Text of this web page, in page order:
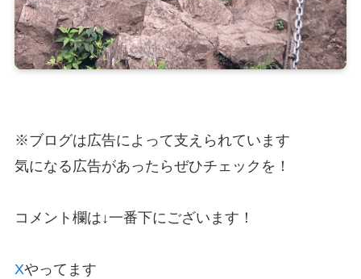
※ブログは広告によって支えられています
気になる広告があったらぜひチェックを！
コメント欄は↓一番下にございます！
Xやってます